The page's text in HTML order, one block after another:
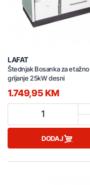
LAFAT
Štednjak Bosanka za etažno
grijanje 25kW desni
1.749,95 KM
1
DODAJ